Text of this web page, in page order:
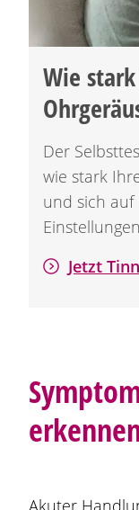
Wie
Der
wie stark
und sich
Jetzt
Akuter